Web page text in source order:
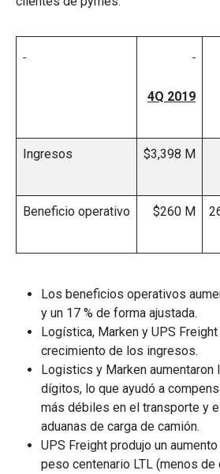
4Q 2019
Ingresos $3,398 M
Beneficio operativo $260 M
Los beneficios operativos
y un 17 % de forma ajustada.
Logística, Marken y UPS
crecimiento de los ingresos.
Logistics y Marken
dígitos, lo que ayudó a
más débiles en el transporte y
aduanas de carga de camión.
UPS Freight produjo un
peso centenario LTL (menos de